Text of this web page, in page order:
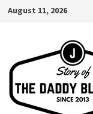
SkipAugust 11, 2026